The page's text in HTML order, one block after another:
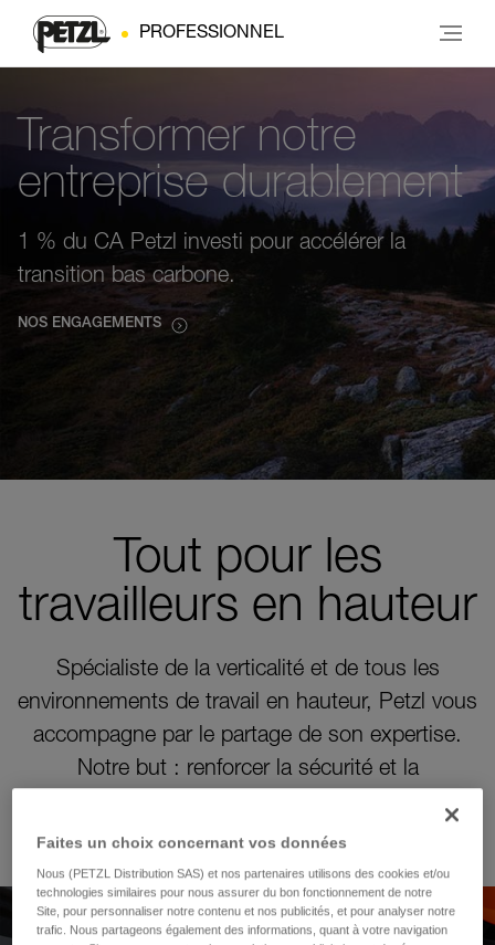
PROFESSIONNEL
Transformer notre
entreprise durablement
1 % du CA Petzl investi pour accélérer la
transition bas carbone.
NOS ENGAGEMENTS
Tout pour les
travailleurs en hauteur
Spécialiste de la verticalité et de tous les
environnements de travail en hauteur, Petzl vous
accompagne par le partage de son expertise.
Notre but : renforcer la sécurité et la
Faites un choix concernant vos données
Nous (PETZL Distribution SAS) et nos partenaires utilisons des cookies et/ou
technologies similaires pour nous assurer du bon fonctionnement de notre
Site, pour personnaliser notre contenu et nos publicités, et pour analyser notre
trafic. Nous partageons également des informations, quant à votre navigation